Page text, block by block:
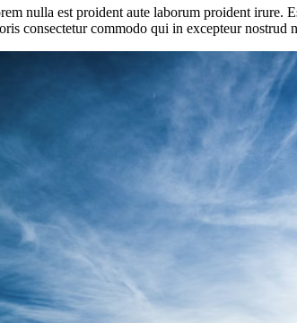
nulla est proident aute laborum proident
consectetur commodo qui in excepteur nostrud